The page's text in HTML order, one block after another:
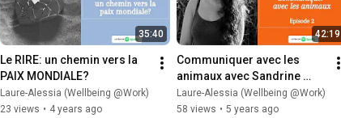
35:40
Le RIRE: un chemin vers la
PAIX MONDIALE?
Laure-Alessia (Wellbeing @Work)
23 views • 4 years ago
42:19
Communiquer avec les
animaux avec Sandrine
Martinez - [EPISODE 2]
Podcast #9
Laure-Alessia (Wellbeing @Work)
58 views • 5 years ago